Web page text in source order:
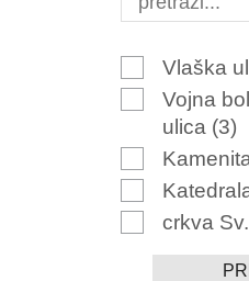
Vlaška
Vojna
ulica (3)
crkva